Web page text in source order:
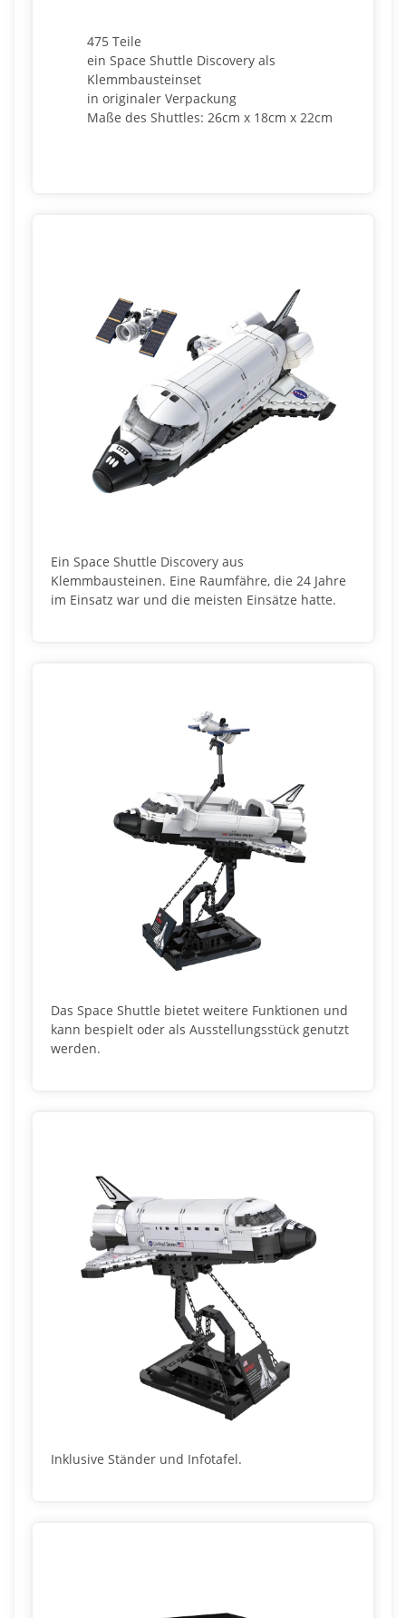
475 Teile
ein Space Shuttle Discovery als
Klemmbausteinset
in originaler Verpackung
Maße des Shuttles: 26cm x 18cm x 22cm
Ein Space Shuttle Discovery aus
Klemmbausteinen. Eine Raumfähre, die 24 Jahre
im Einsatz war und die meisten Einsätze hatte.
Das Space Shuttle bietet weitere Funktionen und
kann bespielt oder als Ausstellungsstück genutzt
werden.
Inklusive Ständer und Infotafel.